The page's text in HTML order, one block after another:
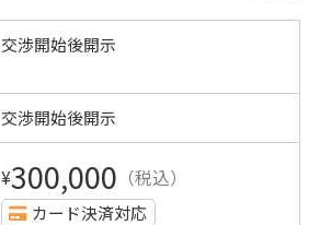
交渉開始後開示
交渉開始後開示
¥300,000 （税込）
カード決済対応